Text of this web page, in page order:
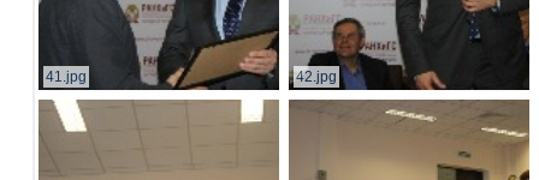
41.jpg 42.jpg